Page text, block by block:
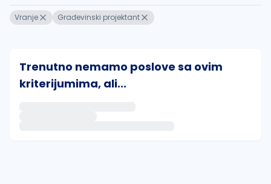
Vranje Građevinski projektant
Trenutno nemamo poslove sa ovim
kriterijumima, ali...